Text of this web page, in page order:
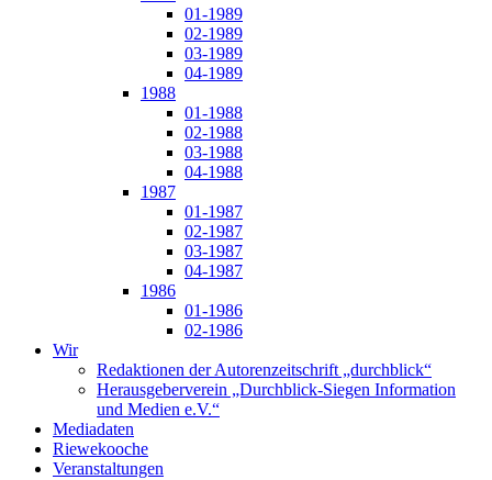
01-1989
02-1989
03-1989
04-1989
1988
01-1988
02-1988
03-1988
04-1988
1987
01-1987
02-1987
03-1987
04-1987
1986
01-1986
02-1986
Wir
Redaktionen der Autorenzeitschrift „durchblick“
Herausgeberverein „Durchblick-Siegen Information
und Medien e.V.“
Mediadaten
Riewekooche
Veranstaltungen